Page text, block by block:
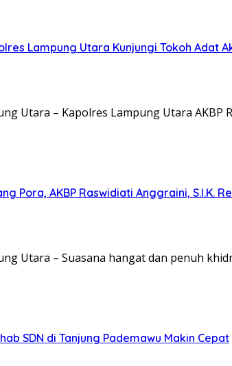
Lampung Utara Kunjungi Tokoh Adat
Utara – Kapolres Lampung Utara
Pora, AKBP Raswidiati Anggraini, S.I.K.
Utara – Suasana hangat dan penuh
SDN di Tanjung Pademawu Makin Cepat